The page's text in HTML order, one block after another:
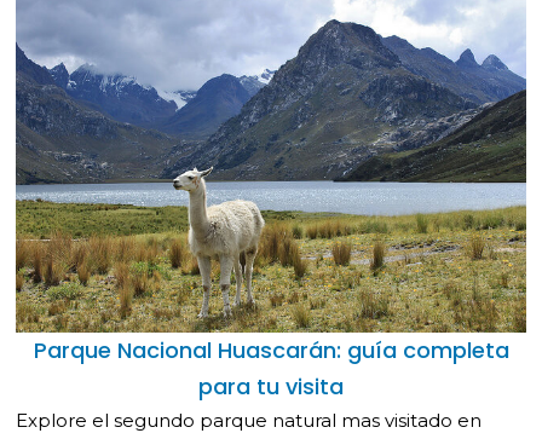
Parque Nacional Huascarán: guía completa
para tu visita
Explore el segundo parque natural mas visitado en